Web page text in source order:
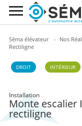
Séma élévateur › Nos
Rectiligne
DROIT INTÉRIEUR
Installation
Monte escalier
rectiligne